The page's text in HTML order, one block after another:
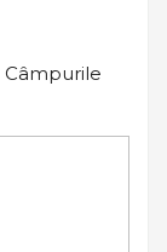
Câmpurile